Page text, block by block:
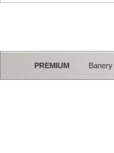
PREMIUM Banery